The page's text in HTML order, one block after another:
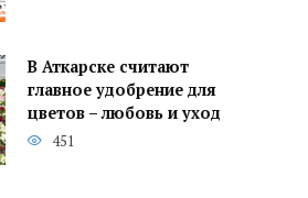
В Аткарске считают
главное удобрение для
цветов – любовь и уход
451